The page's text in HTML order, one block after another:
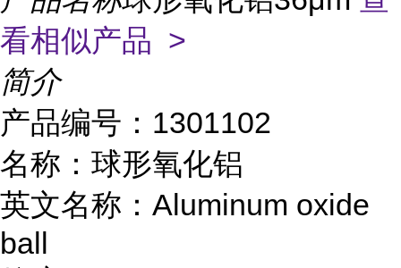
看相似产品 >
简介
产品编号：1301102
名称：球形氧化铝
英文名称：Aluminum oxide
ball